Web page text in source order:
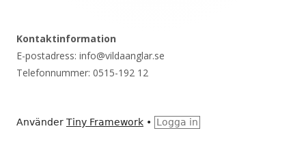
Kontaktinformation
E-postadress: info@vildaanglar.se
Telefonnummer: 0515-192 12
Använder Tiny Framework • Logga in